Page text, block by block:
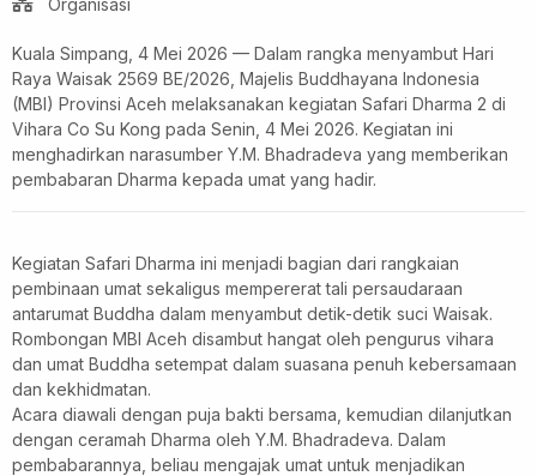
Kuala Simpang, 4 Mei 2026 — Dalam rangka menyambut Hari
Raya Waisak 2569 BE/2026, Majelis Buddhayana Indonesia
(MBI) Provinsi Aceh melaksanakan kegiatan Safari Dharma 2 di
Vihara Co Su Kong pada Senin, 4 Mei 2026. Kegiatan ini
menghadirkan narasumber Y.M. Bhadradeva yang memberikan
pembabaran Dharma kepada umat yang hadir.
Kegiatan Safari Dharma ini menjadi bagian dari rangkaian
pembinaan umat sekaligus mempererat tali persaudaraan
antarumat Buddha dalam menyambut detik-detik suci Waisak.
Rombongan MBI Aceh disambut hangat oleh pengurus vihara
dan umat Buddha setempat dalam suasana penuh kebersamaan
dan kekhidmatan.
Acara diawali dengan puja bakti bersama, kemudian dilanjutkan
dengan ceramah Dharma oleh Y.M. Bhadradeva. Dalam
pembabarannya, beliau mengajak umat untuk menjadikan